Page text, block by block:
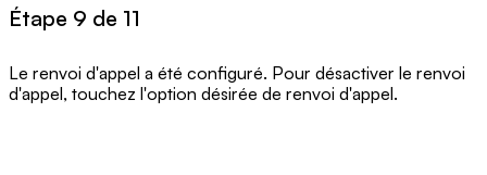
Étape 9 de 11
Le renvoi d'appel a été configuré. Pour désactiver le renvoi
d'appel, touchez l'option désirée de renvoi d'appel.